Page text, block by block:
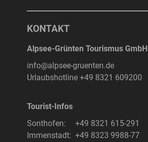
KONTAKT
Alpsee-Grünten Tourismus GmbH
info@alpsee-gruenten.de
Urlaubshotline +49 8321 609200
Tourist-Infos
Sonthofen:
+49 8321 615-291
Immenstadt: +49 8323 9988-77